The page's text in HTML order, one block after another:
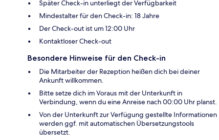
Später Check-in unterliegt der Verfügbarkeit
Mindestalter für den Check-in: 18 Jahre
Der Check-out ist um 12:00 Uhr
Kontaktloser Check-out
Besondere Hinweise für den Check-in
Die Mitarbeiter der Rezeption heißen dich bei deiner
Ankunft willkommen.
Bitte setze dich im Voraus mit der Unterkunft in
Verbindung, wenn du eine Anreise nach 00:00 Uhr planst.
Von der Unterkunft zur Verfügung gestellte Informationen
werden ggf. mit automatischen Übersetzungstools
übersetzt.